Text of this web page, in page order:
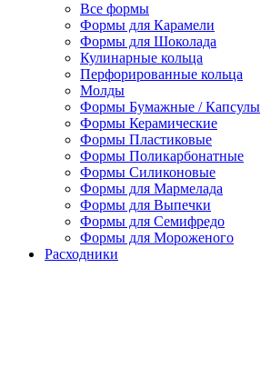
Все формы
Формы для Карамели
Формы для Шоколада
Кулинарные кольца
Перфорированные кольца
Молды
Формы Бумажные / Капсулы
Формы Керамические
Формы Пластиковые
Формы Поликарбонатные
Формы Силиконовые
Формы для Мармелада
Формы для Выпечки
Формы для Семифредо
Формы для Мороженого
Расходники